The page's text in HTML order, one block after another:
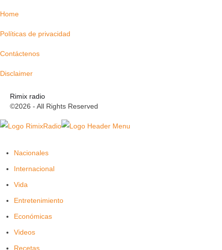
Home
Políticas de privacidad
Contáctenos
Disclaimer
Rimix radio
©2026 - All Rights Reserved
Nacionales
Internacional
Vida
Entretenimiento
Económicas
Videos
Recetas